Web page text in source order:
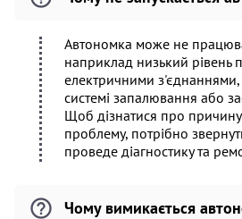
Автономка може не
наприклад низький рівень
електричними з'єднаннями,
системі запалювання або
Щоб дізнатися про
проблему, потрібно
проведе діагностику та
Чому вимикається